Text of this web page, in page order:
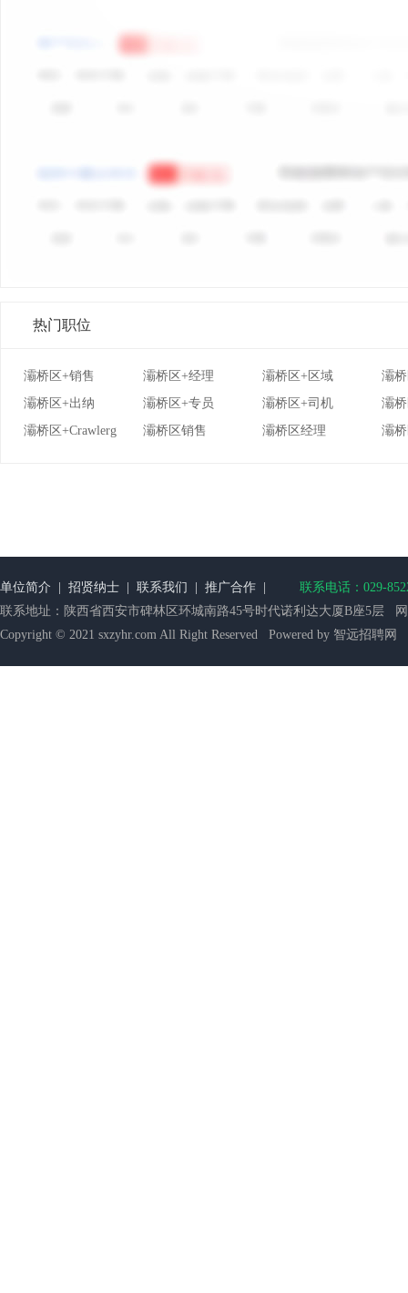
热门职位
灞桥区+销售 灞桥区+经理 灞桥区+区域
灞
灞桥区+出纳
灞桥区+专员 灞桥区+司机
灞
灞桥区+Crawlerg
灞桥区销售 灞桥区经理 灞
单位简介 招贤纳士 联系我们 推广合作
联系电话：029-
联系地址：陕西省西安市碑林区环城南路45号时代诺利达大厦B座5层 网
Copyright © 2021 sxzyhr.com All Right Reserved Powered by 智远招聘网